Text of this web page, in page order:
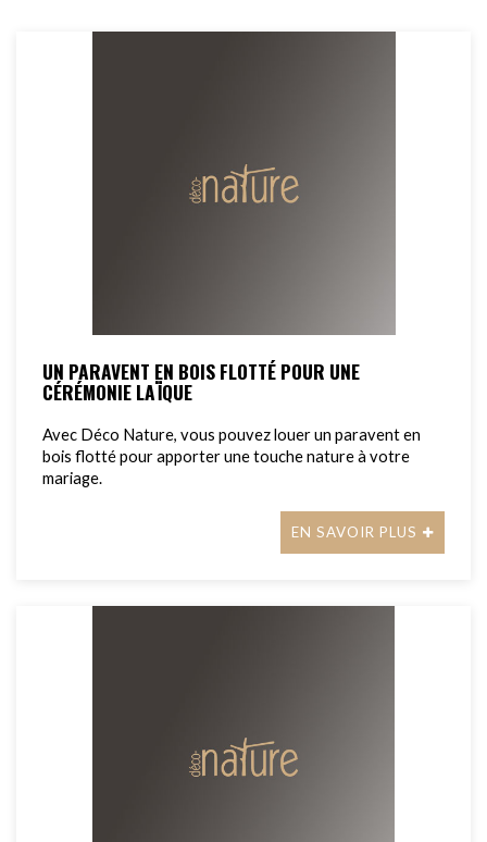
UN PARAVENT EN BOIS FLOTTÉ POUR UNE
CÉRÉMONIE LAÏQUE
Avec Déco Nature, vous pouvez louer un paravent en
bois flotté pour apporter une touche nature à votre
mariage.
EN SAVOIR PLUS